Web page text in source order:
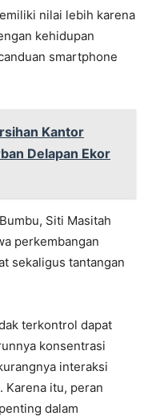
nilai lebih karena
kehidupan
smartphone
Kantor
Delapan Ekor
Siti Masitah
perkembangan
sekaligus tantangan
terkontrol dapat
konsentrasi
interaksi
Karena itu, peran
dalam